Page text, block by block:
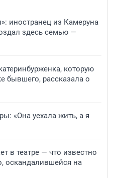
иностранец из Камеруна
здесь семью —
которую
бывшего, рассказала о
«Она уехала жить, а я
в театре — что известно
оскандалившейся на